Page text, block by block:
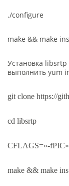
./configure
make && make
Установка libsrtp
выполнить yum
git clone https://
cd libsrtp
CFLAGS=»-
make && make